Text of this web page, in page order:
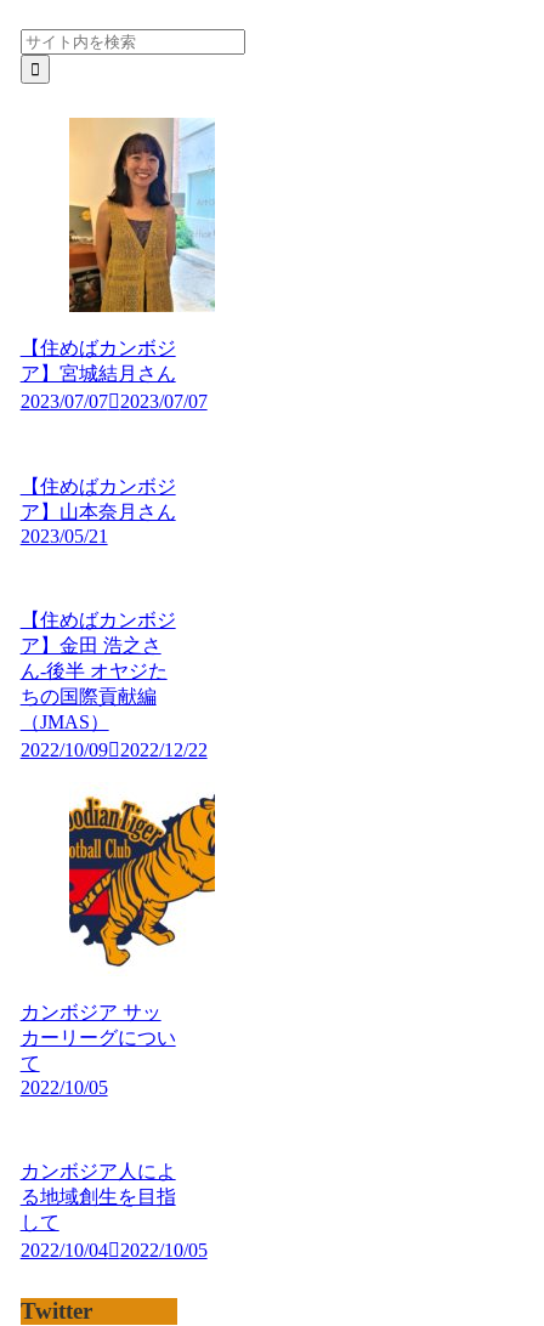
【住めばカンボジ
ア】宮城結月さん
2023/07/07
2023/07/07
【住めばカンボジ
ア】山本奈月さん
2023/05/21
【住めばカンボジ
ア】金田 浩之さ
ん-後半 オヤジた
ちの国際貢献編
（JMAS）
2022/10/09
2022/12/22
カンボジア サッ
カーリーグについ
て
2022/10/05
カンボジア人によ
る地域創生を目指
して
2022/10/04
2022/10/05
Twitter